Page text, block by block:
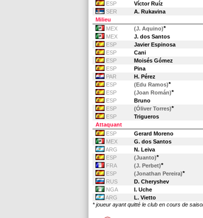
ESP
Víctor Ruíz
SER
A. Rukavina
Milieu
MEX
(J. Aquino)*
MEX
J. dos Santos
ESP
Javier Espinosa
ESP
Cani
ESP
Moisés Gómez
ESP
Pina
PAR
H. Pérez
ESP
(Edu Ramos)*
ESP
(Joan Román)*
ESP
Bruno
ESP
(Óliver Torres)*
ESP
Trigueros
Attaquant
ESP
Gerard Moreno
MEX
G. dos Santos
ARG
N. Leiva
ESP
(Juanto)*
FRA
(J. Perbet)*
ESP
(Jonathan Pereira)*
RUS
D. Cheryshev
NGA
I. Uche
ARG
L. Vietto
* joueur ayant quitté le club en cours de